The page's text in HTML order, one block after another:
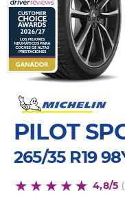
PILOT
265/35 R19
4,8/5